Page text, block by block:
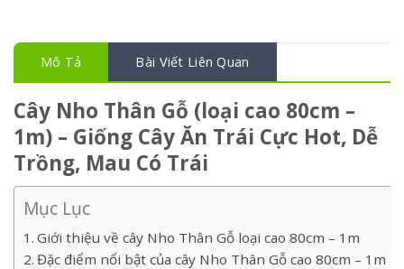
Mô Tả Bài Viết Liên Quan
Cây Nho Thân Gỗ (loại cao 80cm –
1m) – Giống Cây Ăn Trái Cực Hot, Dễ
Trồng, Mau Có Trái
Mục Lục
Giới thiệu về cây Nho Thân Gỗ loại cao 80cm – 1m
Đặc điểm nổi bật của cây Nho Thân Gỗ cao 80cm – 1m